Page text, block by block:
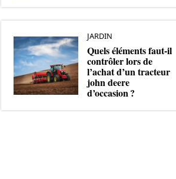
JARDIN
Quels éléments faut-il
contrôler lors de
l’achat d’un tracteur
john deere
d’occasion ?